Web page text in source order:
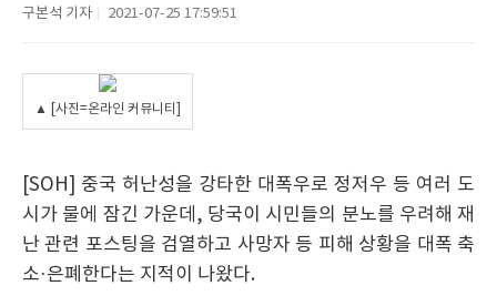
구본석 기자 2021-07-25 17:59:51
▲ [사진=온라인 커뮤니티]
[SOH] 중국 허난성을 강타한 대폭우로 정저우 등 여러 도
시가 물에 잠긴 가운데, 당국이 시민들의 분노를 우려해 재
난 관련 포스팅을 검열하고 사망자 등 피해 상황을 대폭 축
소·은폐한다는 지적이 나왔다.